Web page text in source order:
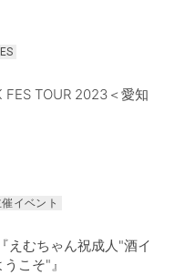
FES TOUR 2023＜愛知
イベント
えむちゃん祝成人"酒イ
こそ"』